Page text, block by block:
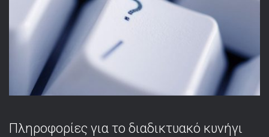
Πληροφορίες για το διαδικτυακό κυνήγι